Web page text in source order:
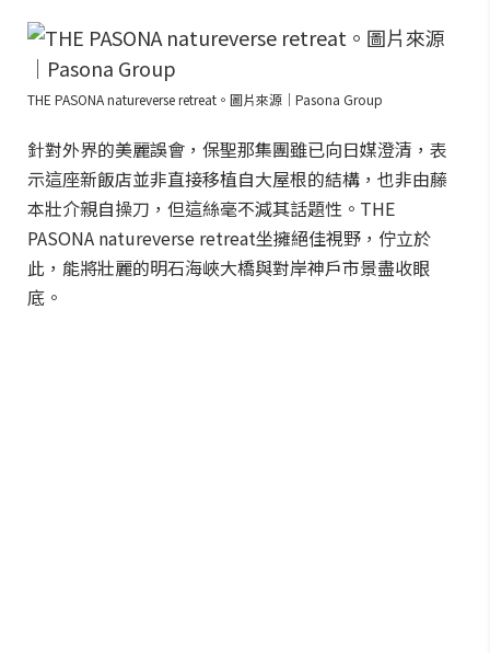
THE PASONA natureverse retreat。圖片來源｜Pasona Group
針對外界的美麗誤會，保聖那集團雖已向日媒澄清，表
示這座新飯店並非直接移植自大屋根的結構，也非由藤
本壯介親自操刀，但這絲毫不減其話題性。THE
PASONA natureverse retreat坐擁絕佳視野，佇立於
此，能將壯麗的明石海峽大橋與對岸神戶市景盡收眼
底。